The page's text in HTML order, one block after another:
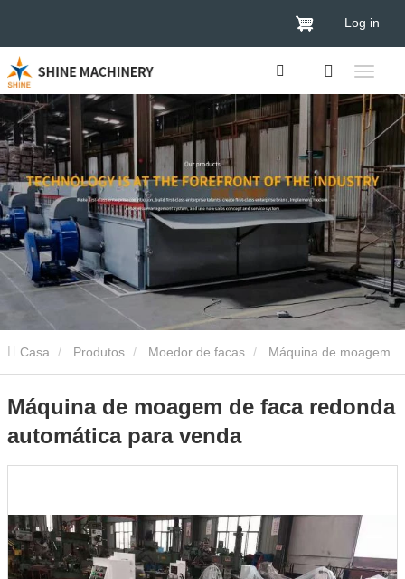
Log in
Casa Produtos Moedor de facas
de faca redonda automática para venda
Máquina de moagem de faca redonda
automática para venda